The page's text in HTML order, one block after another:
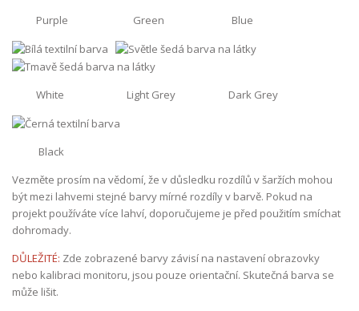
Purple Green Blue
White Light Grey Dark Grey
Black
Vezměte prosím na vědomí, že v důsledku rozdílů v šaržích mohou
být mezi lahvemi stejné barvy mírné rozdíly v barvě. Pokud na
projekt používáte více lahví, doporučujeme je před použitím smíchat
dohromady.
DŮLEŽITÉ: Zde zobrazené barvy závisí na nastavení obrazovky
nebo kalibraci monitoru, jsou pouze orientační. Skutečná barva se
může lišit.